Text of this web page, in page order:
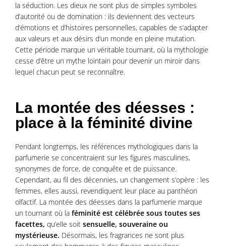
la séduction. Les dieux ne sont plus de simples symboles
d’autorité ou de domination : ils deviennent des vecteurs
d’émotions et d’histoires personnelles, capables de s’adapter
aux valeurs et aux désirs d’un monde en pleine mutation.
Cette période marque un véritable tournant, où la mythologie
cesse d’être un mythe lointain pour devenir un miroir dans
lequel chacun peut se reconnaître.
La montée des déesses :
place à la féminité divine
Pendant longtemps, les références mythologiques dans la
parfumerie se concentraient sur les figures masculines,
synonymes de force, de conquête et de puissance.
Cependant, au fil des décennies, un changement s’opère : les
femmes, elles aussi, revendiquent leur place au panthéon
olfactif. La montée des déesses dans la parfumerie marque
un tournant où la féminité est célébrée sous toutes ses
facettes, qu’elle soit sensuelle, souveraine ou
mystérieuse. Désormais, les fragrances ne sont plus